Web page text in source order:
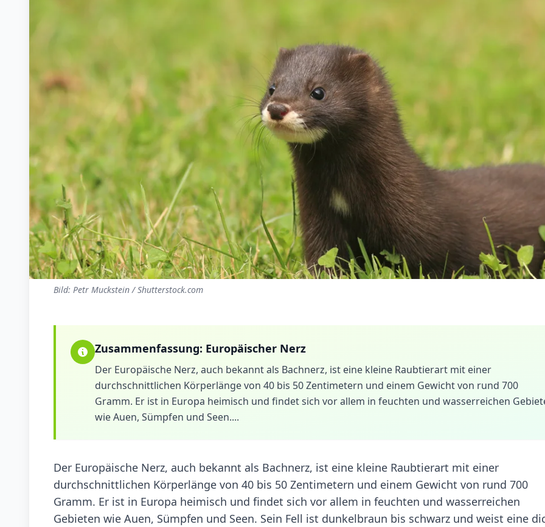
Bild: Petr Muckstein / Shutterstock.com
Zusammenfassung: Europäischer Nerz
Der Europäische Nerz, auch bekannt als Bachnerz, ist eine kleine Raubtierart mit einer
durchschnittlichen Körperlänge von 40 bis 50 Zentimetern und einem Gewicht von rund 700
Gramm. Er ist in Europa heimisch und findet sich vor allem in feuchten und wasserreichen
wie Auen, Sümpfen und Seen....
Der Europäische Nerz, auch bekannt als Bachnerz, ist eine kleine Raubtierart mit einer
durchschnittlichen Körperlänge von 40 bis 50 Zentimetern und einem Gewicht von rund 700
Gramm. Er ist in Europa heimisch und findet sich vor allem in feuchten und wasserreichen
Gebieten wie Auen, Sümpfen und Seen. Sein Fell ist dunkelbraun bis schwarz und weist eine